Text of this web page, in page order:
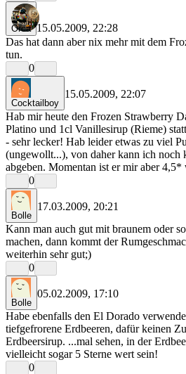
Orca 15.05.2009, 22:28
Das hat dann aber nix mehr mit dem
tun.
0
Cocktailboy
15.05.2009, 22:07
Hab mir heute den Frozen Strawberry
Platino und 1cl Vanillesirup (Rieme)
- sehr lecker! Hab leider etwas zu viel
(ungewollt...), von daher kann ich noch
abgeben. Momentan ist er mir aber 4,5*
0
Bolle
17.03.2009, 20:21
Kann man auch gut mit braunem oder
machen, dann kommt der
weiterhin sehr gut;)
0
Bolle
05.02.2009, 17:10
Habe ebenfalls den El Dorado
tiefgefrorene Erdbeeren, dafür keinen
Erdbeersirup. ...mal sehen, in der
vielleicht sogar 5 Sterne wert sein!
0